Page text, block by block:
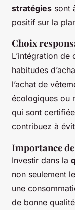
stratégies sont
positif sur la
Choix
L’intégration
habitudes
l’achat de
écologiques ou
qui sont
contribuez à
Importance
Investir dans la
non seulement
une
de bonne